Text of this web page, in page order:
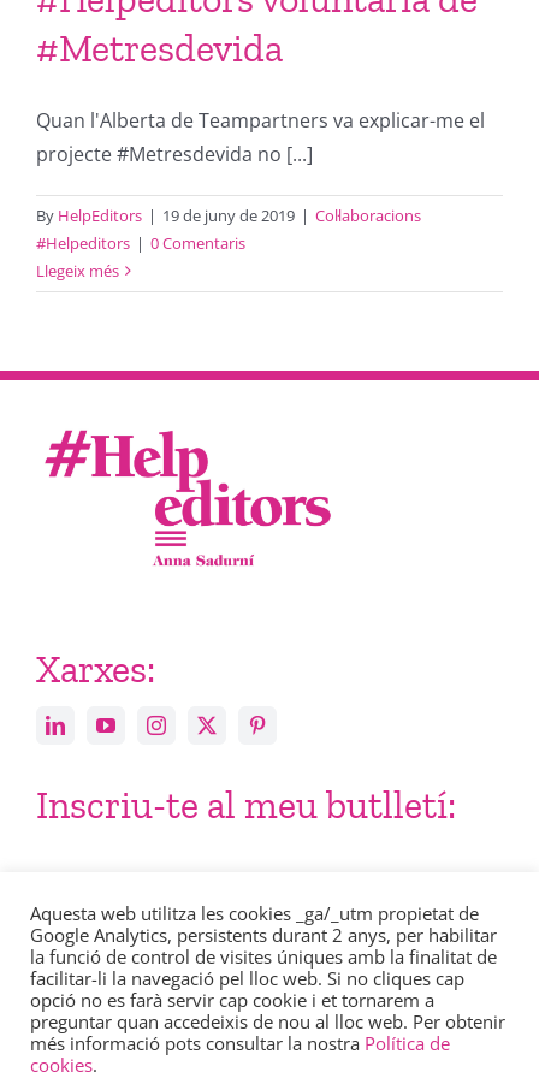
#Metresdevida
Quan l'Alberta de Teampartners va explicar-me el
projecte #Metresdevida no [...]
By HelpEditors | 19 de juny de 2019 | Col·laboracions
#Helpeditors | 0 Comentaris
Llegeix més
Xarxes:
Inscriu-te al meu butlletí:
Consulta en aquest enllaç la nostrapolítica de privacitat.
Aquesta web utilitza les cookies _ga/_utm propietat de
Google Analytics, persistents durant 2 anys, per habilitar
la funció de control de visites úniques amb la finalitat de
facilitar-li la navegació pel lloc web. Si no cliques cap
opció no es farà servir cap cookie i et tornarem a
preguntar quan accedeixis de nou al lloc web. Per obtenir
més informació pots consultar la nostra Política de
cookies.